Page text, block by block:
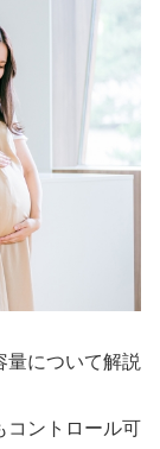
量について解説
コントロール可